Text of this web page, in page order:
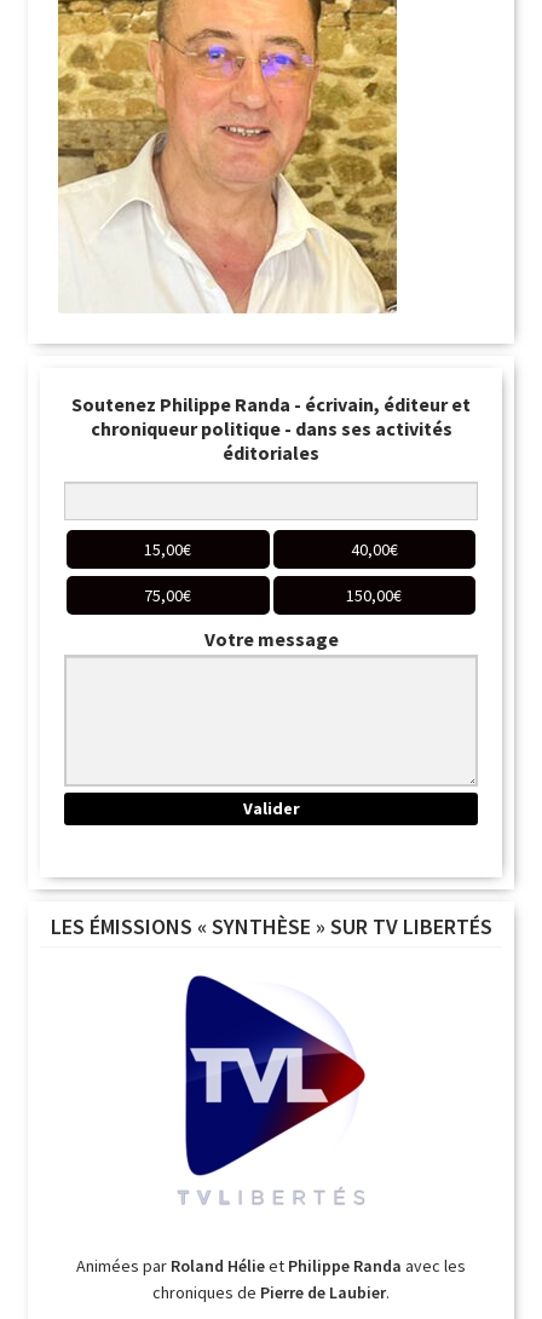
Soutenez Philippe Randa - écrivain, éditeur et
chroniqueur politique - dans ses activités
éditoriales
15,00€ 40,00€
75,00€ 150,00€
Votre message
LES ÉMISSIONS « SYNTHÈSE » SUR TV LIBERTÉS
Animées par Roland Hélieet Philippe Randa avec les
chroniques de Pierre de Laubier.